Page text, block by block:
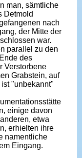
man, sämtliche
Detmold
nach
der Mitte der
war.
parallel zu den
des
Verstorbene
Grabstein, auf
"unbekannt"
einige davon
etwa
erhielten ihre
namentliche
Eingang.